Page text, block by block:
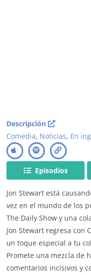
Descripción
Comedia, Noticias, En
Episodios
Jon Stewart está
vez en el mundo de los
The Daily Show y una
Jon Stewart regresa con
un toque especial a tu
Promete una mezcla de
comentarios incisivos y